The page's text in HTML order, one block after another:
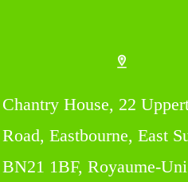
Chantry House, 22
Road, Eastbourne, East
BN21 1BF, Royaume-Uni